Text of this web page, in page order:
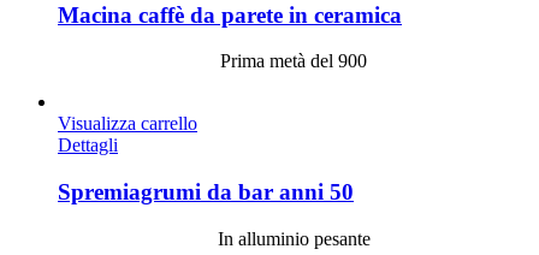
Macina caffè da parete in ceramica
Prima metà del 900
Visualizza carrello
Dettagli
Spremiagrumi da bar anni 50
In alluminio pesante